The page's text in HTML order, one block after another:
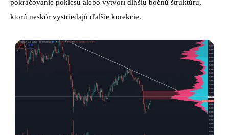
pokračovanie poklesu alebo vytvorí dlhšiu bočnú štruktúru,
ktorú neskôr vystriedajú ďalšie korekcie.